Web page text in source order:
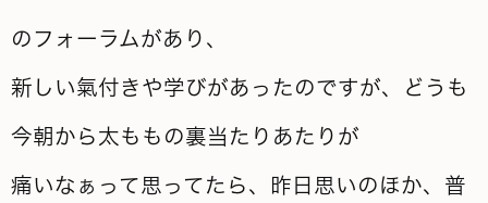
のフォーラムがあり、
新しい氣付きや学びがあったのですが、どうも
今朝から太ももの裏当たりあたりが
痛いなぁって思ってたら、昨日思いのほか、普